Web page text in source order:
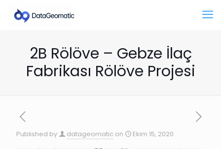
2B Rölöve – Gebze İlaç
Fabrikası Rölöve Projesi
Published by datageomatic on Ekim 15, 2020